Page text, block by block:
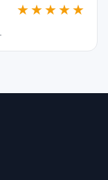
★★★★★